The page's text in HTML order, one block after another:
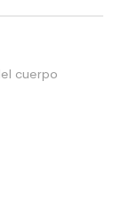
cuerpo